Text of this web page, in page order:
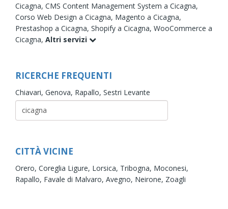
Cicagna, CMS Content Management System a Cicagna,
Corso Web Design a Cicagna, Magento a Cicagna,
Prestashop a Cicagna, Shopify a Cicagna, WooCommerce a
Cicagna, Altri servizi
RICERCHE FREQUENTI
Chiavari, Genova, Rapallo, Sestri Levante
CITTÀ VICINE
Orero, Coreglia Ligure, Lorsica, Tribogna, Moconesi,
Rapallo, Favale di Malvaro, Avegno, Neirone, Zoagli